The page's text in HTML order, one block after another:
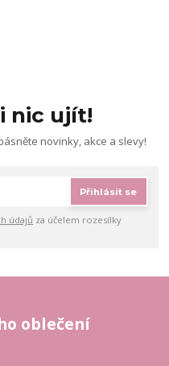
nic ujít!
novinky, akce a slevy!
Přihlásit se
údajů za účelem rozesílky
oblečení